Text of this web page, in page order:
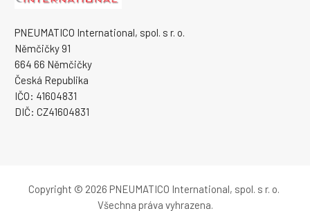
PNEUMATICO International, spol. s r. o.
Němčičky 91
664 66 Němčičky
Česká Republika
IČO: 41604831
DIČ: CZ41604831
Copyright © 2026 PNEUMATICO International, spol. s r. o.
Všechna práva vyhrazena.